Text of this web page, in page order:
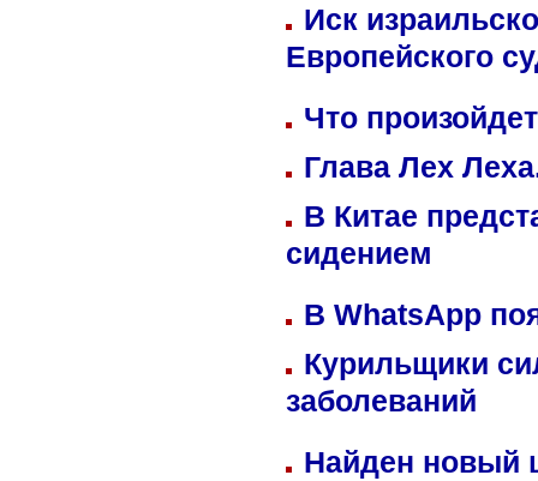
Иск
Европейского
Что
Глава Лех
В Китае
сидением
В WhatsApp
Курильщики
заболеваний
Найден